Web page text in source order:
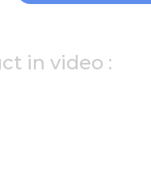
in video :